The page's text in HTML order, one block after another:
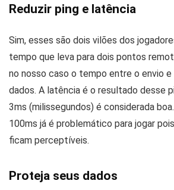
Reduzir ping e latência
Sim, esses são dois vilões dos
tempo que leva para dois pontos
no nosso caso o tempo entre o envio
dados. A latência é o resultado desse
3ms (milissegundos) é considerada
100ms já é problemático para jogar
ficam perceptíveis.
Proteja seus dados